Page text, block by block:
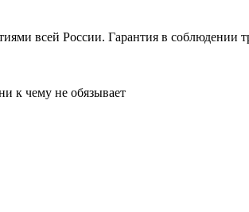
всей России. Гарантия в соблюдении
к чему не обязывает